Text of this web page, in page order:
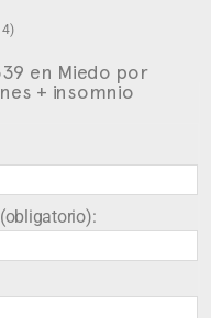
4)
en Miedo por
+ insomnio